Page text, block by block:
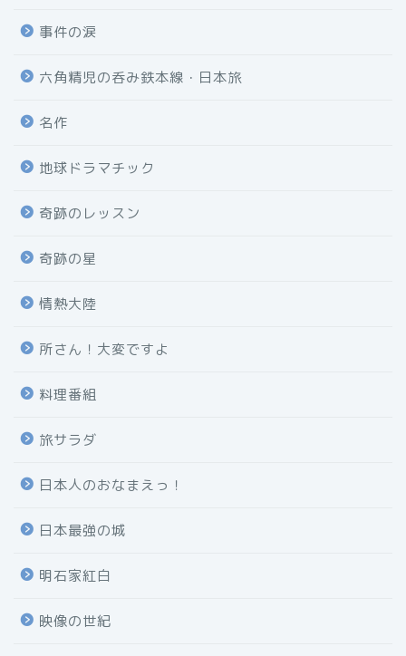
事件の涙
六角精児の呑み鉄本線・日本旅
名作
地球ドラマチック
奇跡のレッスン
奇跡の星
情熱大陸
所さん！大変ですよ
料理番組
旅サラダ
日本人のおなまえっ！
日本最強の城
明石家紅白
映像の世紀